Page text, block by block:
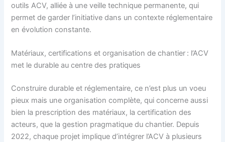
outils ACV, alliée à une veille technique permanente, qui
permet de garder l’initiative dans un contexte réglementaire
en évolution constante.
Matériaux, certifications et organisation de chantier : l’ACV
met le durable au centre des pratiques
Construire durable et réglementaire, ce n’est plus un voeu
pieux mais une organisation complète, qui concerne aussi
bien la prescription des matériaux, la certification des
acteurs, que la gestion pragmatique du chantier. Depuis
2022, chaque projet implique d’intégrer l’ACV à plusieurs